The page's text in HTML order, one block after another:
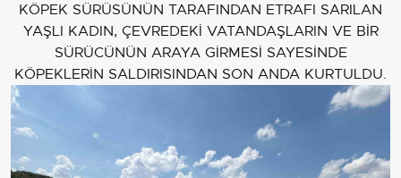
KÖPEK SÜRÜSÜNÜN TARAFINDAN ETRAFI SARILAN
YAŞLI KADIN, ÇEVREDEKİ VATANDAŞLARIN VE BİR
SÜRÜCÜNÜN ARAYA GİRMESİ SAYESİNDE
KÖPEKLERİN SALDIRISINDAN SON ANDA KURTULDU.